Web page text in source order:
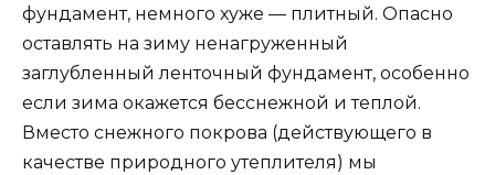
фундамент, немного хуже — плитный. Опасно
оставлять на зиму ненагруженный
заглубленный ленточный фундамент, особенно
если зима окажется бесснежной и теплой.
Вместо снежного покрова (действующего в
качестве природного утеплителя) мы